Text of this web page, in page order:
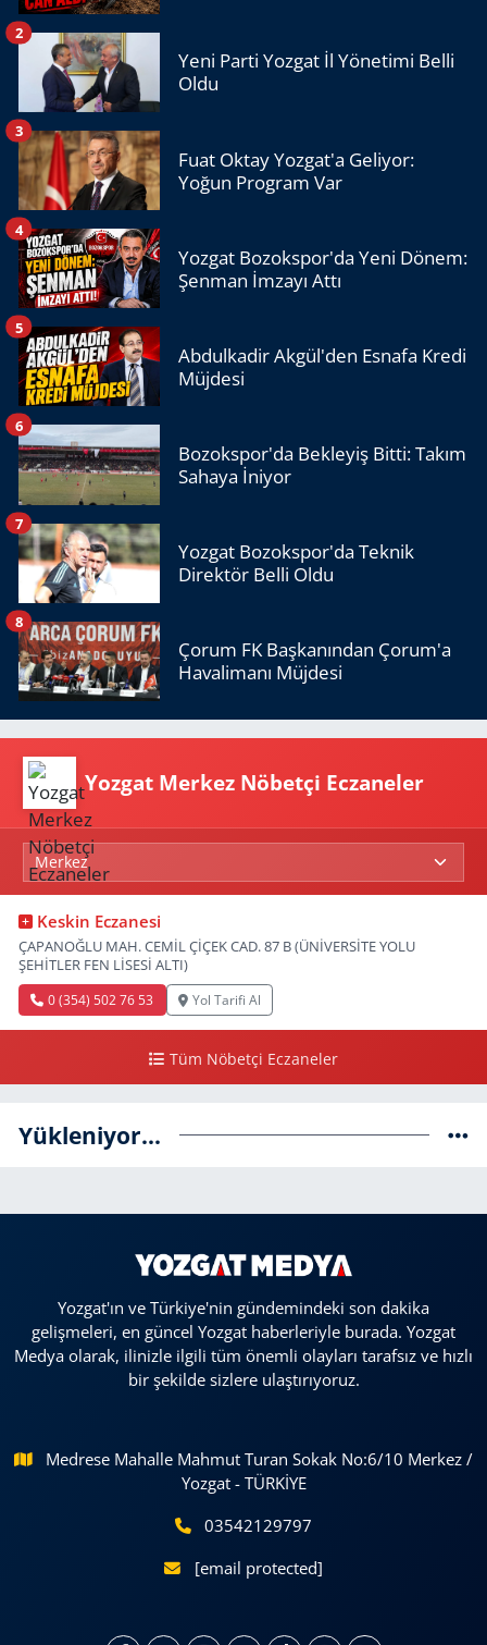
Yeni Parti Yozgat İl Yönetimi Belli
Oldu
2
Fuat Oktay Yozgat'a Geliyor:
Yoğun Program Var
3
Yozgat Bozokspor'da Yeni Dönem:
Şenman İmzayı Attı
4
Abdulkadir Akgül'den Esnafa Kredi
Müjdesi
5
Bozokspor'da Bekleyiş Bitti: Takım
Sahaya İniyor
6
Yozgat Bozokspor'da Teknik
Direktör Belli Oldu
7
Çorum FK Başkanından Çorum'a
Havalimanı Müjdesi
8
Yozgat Merkez Nöbetçi Eczaneler
Keskin Eczanesi
ÇAPANOĞLU MAH. CEMİL ÇİÇEK CAD. 87 B (ÜNİVERSİTE YOLU
ŞEHİTLER FEN LİSESİ ALTI)
0 (354) 502 76 53 Yol Tarifi Al
Tüm Nöbetçi Eczaneler
Yükleniyor...
Yozgat'ın ve Türkiye'nin gündemindeki son dakika
gelişmeleri, en güncel Yozgat haberleriyle burada. Yozgat
Medya olarak, ilinizle ilgili tüm önemli olayları tarafsız ve hızlı
bir şekilde sizlere ulaştırıyoruz.
Medrese Mahalle Mahmut Turan Sokak No:6/10 Merkez /
Yozgat - TÜRKİYE
03542129797
[email protected]